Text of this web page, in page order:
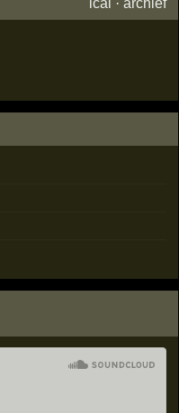
ical ·archief